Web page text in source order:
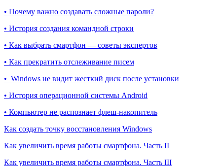
• Почему важно создавать сложные пароли?
• История создания командной строки
• Как выбрать смартфон — советы экспертов
• Как прекратить отслеживание писем
• Windows не видит жесткий диск после установки
• История операционной системы Android
• Компьютер не распознает флеш-накопитель
Как создать точку восстановления Windows
Как увеличить время работы смартфона. Часть II
Как увеличить время работы смартфона. Часть III